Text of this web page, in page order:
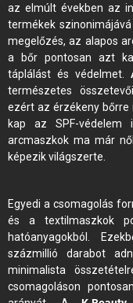
az elmúlt években az
termékek
megelőzés, az alapos
a bőr pontosan azt
táplálást és védelmet.
természetes
ezért az érzékeny bőrre
kap az SPF-védelem
arcmaszkok ma már
képezik világszerte.
Egyedi a csomagolás
és a textilmaszkok
hatóanyagokból.
százmillió darabot
minimalista
csomagoláson